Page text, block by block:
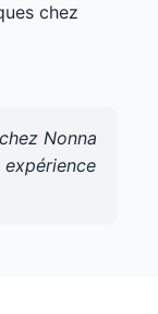
chez
Nonna